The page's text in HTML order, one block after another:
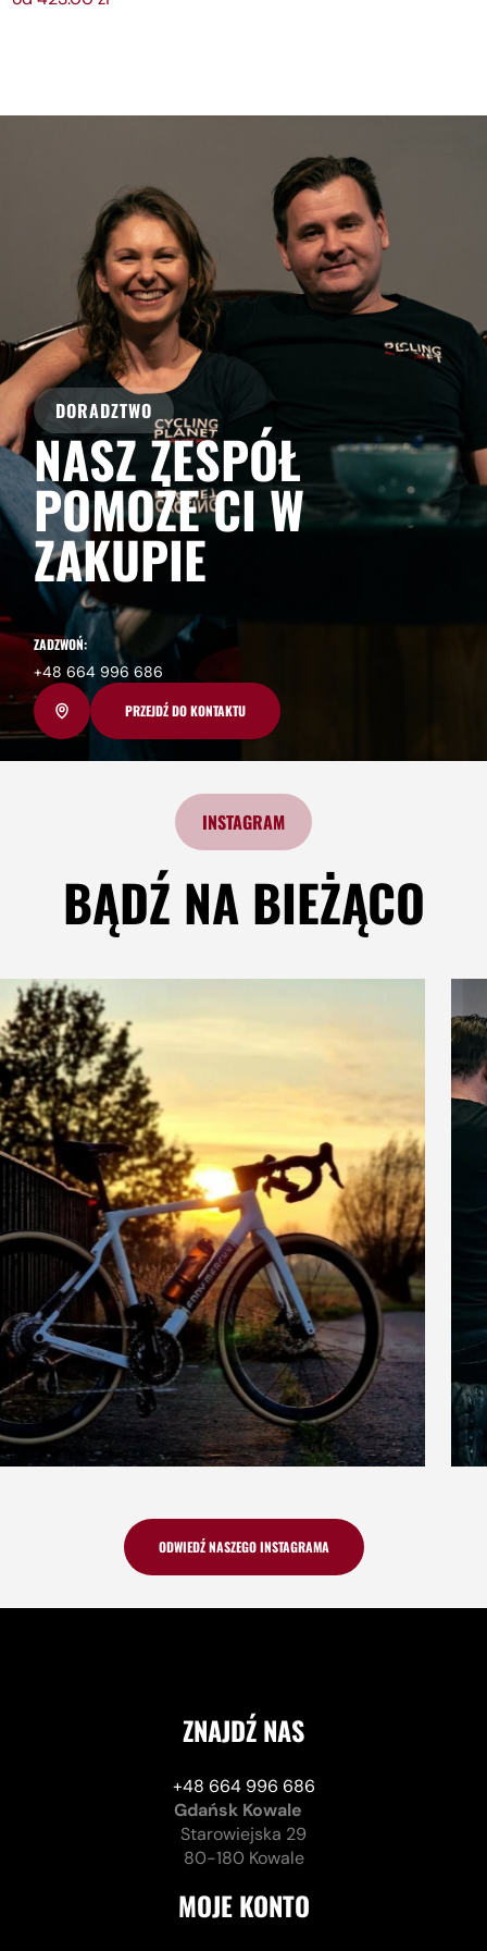
DORADZTWO
NASZ ZESPÓŁ
POMOŻE CI W
ZAKUPIE
ZADZWOŃ:
+48 664 996 686
PRZEJDŹ DO KONTAKTU
INSTAGRAM
BĄDŹ NA BIEŻĄCO
ODWIEDŹ NASZEGO INSTAGRAMA
ZNAJDŹ NAS
+48 664 996 686
Gdańsk Kowale
Starowiejska 29
80-180 Kowale
MOJE KONTO